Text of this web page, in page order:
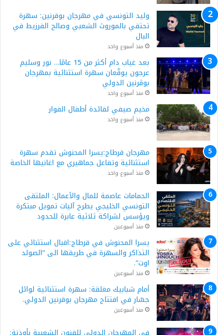
وليد التونسي في مهرجان بوقرنين: سهرة
تحتفي بالموروث الشعبي وصالح الفرزيط في
البال
منذ أسبوع واحد
بعد غياب دام أكثر من 15 عامًا… نور وسليم
عرجون يوقّعان سهرة استثنائية بمهرجان
بوڨرنين الدولي
منذ أسبوع واحد
مخيم صيفي لفائدة أطفال الفوار
منذ أسبوع واحد
مهرجان قرطاج:يسرا المحنوش تقدم سهرة
استثنائية وتفاعل جماهيري مع اغانيها الخاصة
منذ أسبوع واحد
الحمامات عاصمة للمال والأعمال: الملتقى
التونسي الخليجي يطرح آليات تمويل مبتكرة
ويؤسس لشراكة ثلاثية عابرة للحدود
منذ أسبوعين
يسرا المحنوش في قرطاج:اقبال استثنائي على
التذاكر والسهرة في طريقها الى “الصولد
اوت”.
منذ أسبوعين
أمام شبابيك مغلقة: سهرة استثنائية لوائل
جسّار في افتتاح مهرجان بوقرنين الدولي.
منذ أسبوعين